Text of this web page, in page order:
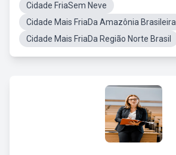
Cidade FriaSem Neve
Cidade Mais FriaDa Amazônia Brasileira
Cidade Mais FriaDa Região Norte Brasil